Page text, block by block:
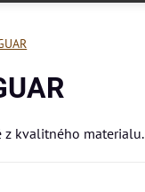
z kvalitného materialu.